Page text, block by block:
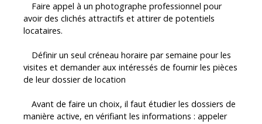
Faire appel à un photographe professionnel pour
avoir des clichés attractifs et attirer de potentiels
locataires.
Définir un seul créneau horaire par semaine pour les
visites et demander aux intéressés de fournir les pièces
de leur dossier de location
Avant de faire un choix, il faut étudier les dossiers de
manière active, en vérifiant les informations : appeler